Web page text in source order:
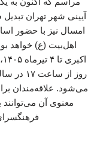
آیینی شهر تهران
امسال نیز با حضور
اهل‌بیت (ع) خواهد
روز از
می‌شود. علاقه‌مندان
معنوی آن می‌توانند
فرهنگسرای